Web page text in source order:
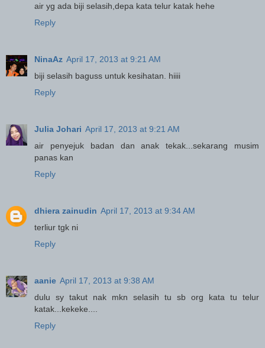
air yg ada biji selasih,depa kata telur katak hehe
Reply
NinaAz April 17, 2013 at 9:21 AM
biji selasih baguss untuk kesihatan. hiiii
Reply
Julia Johari April 17, 2013 at 9:21 AM
air penyejuk badan dan anak tekak...sekarang musim
panas kan
Reply
dhiera zainudin April 17, 2013 at 9:34 AM
terliur tgk ni
Reply
aanie April 17, 2013 at 9:38 AM
dulu sy takut nak mkn selasih tu sb org kata tu telur
katak...kekeke....
Reply